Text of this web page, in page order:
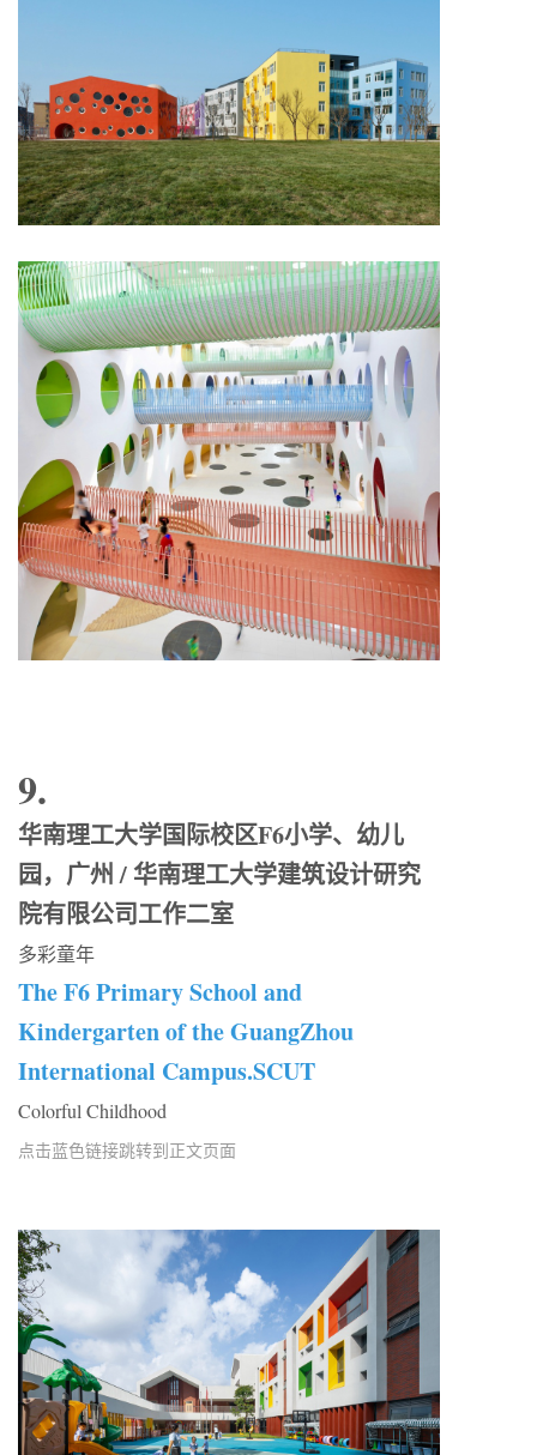
9.
华南理工大学国际校区F6小学、幼儿
园，广州 / 华南理工大学建筑设计研究
院有限公司工作二室
多彩童年
The F6 Primary School and
Kindergarten of the GuangZhou
International Campus.SCUT
Colorful Childhood
点击蓝色链接跳转到正文页面